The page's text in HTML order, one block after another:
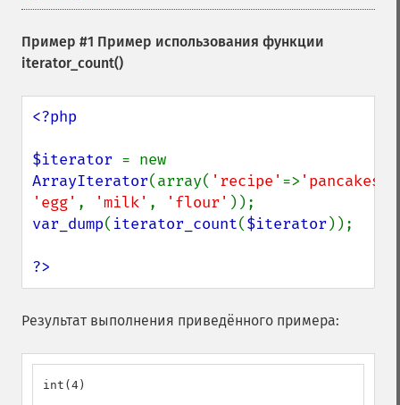
Пример #1 Пример использования функции
iterator_count()
<?php
$iterator
ArrayIterator(array( 'recipe' => 'pancakes'
'egg' , 'milk' , 'flour'
var_dump( iterator_count($iterator ));
?>
Результат выполнения приведённого примера:
int(4)